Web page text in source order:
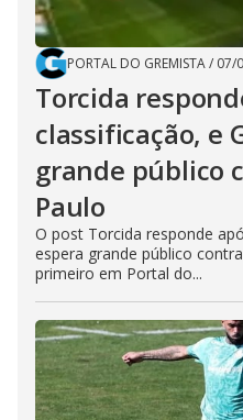
PORTAL DO GREMISTA/ 07/
Torcida
classificação, e
grande público
Paulo
O post Torcida responde
espera grande público
primeiro em Portal do...